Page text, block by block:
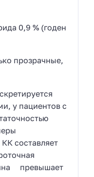
0,9 % (годен
прозрачные,
у пациентов с
составляет
превышает